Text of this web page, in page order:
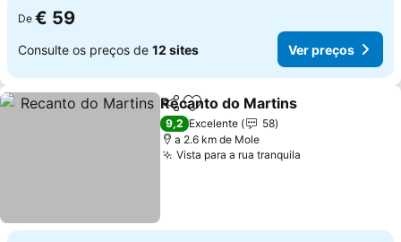
De € 59
Consulte os preços de 12 sites Ver preços
PartilharAdicionar aos favoritos
Recanto do Martins
9,2 Excelente
58
a 2.6 km de Mole
Vista para a rua tranquila